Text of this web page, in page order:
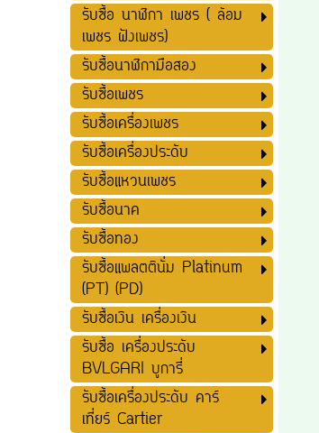
รับซื้อ นาฬิกา เพชร ( ล้อม
เพชร ฝังเพชร)
รับซื้อนาฬิกามือสอง
รับซื้อเพชร
รับซื้อเครื่องเพชร
รับซื้อเครื่องประดับ
รับซื้อแหวนเพชร
รับซื้อนาค
รับซื้อทอง
รับซื้อแพลตตินั่ม Platinum
(PT) (PD)
รับซื้อเงิน เครื่องเงิน
รับซื้อ เครื่องประดับ
BVLGARI บูการี่
รับซื้อเครื่องประดับ คาร์
เที่ยร์ Cartier